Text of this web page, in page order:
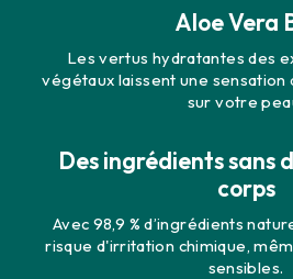
Aloe Vera
Les vertus hydratantes des
végétaux laissent une
sur votre
Des ingrédients sans
corps
Avec 98,9 % d’ingrédients
risque d'irritation chimique,
sensibles.